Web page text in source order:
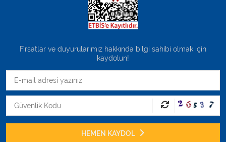
Fırsatlar ve duyurularımız hakkında bilgi sahibi olmak için
kaydolun!
HEMEN KAYDOL